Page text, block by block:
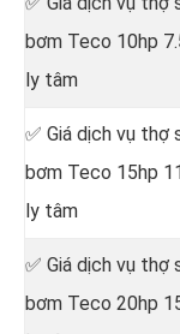
bơm Teco 10hp
ly tâm
✅ Giá dịch vụ thợ
bơm Teco 15hp
ly tâm
✅ Giá dịch vụ thợ
bơm Teco 20hp